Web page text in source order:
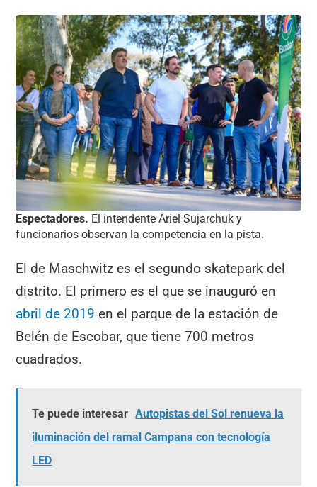
Espectadores. El intendente Ariel Sujarchuk y
funcionarios observan la competencia en la pista.
El de Maschwitz es el segundo skatepark del
distrito. El primero es el que se inauguró en
abril de 2019 en el parque de la estación de
Belén de Escobar, que tiene 700 metros
cuadrados.
Te puede interesar Autopistas del Sol renueva la
iluminación del ramal Campana con tecnología
LED